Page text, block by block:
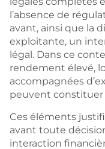
l’absence de
avant, ainsi que la
exploitante, un
légal. Dans ce
rendement élevé,
accompagnées
peuvent constituer
Ces éléments
avant toute
interaction